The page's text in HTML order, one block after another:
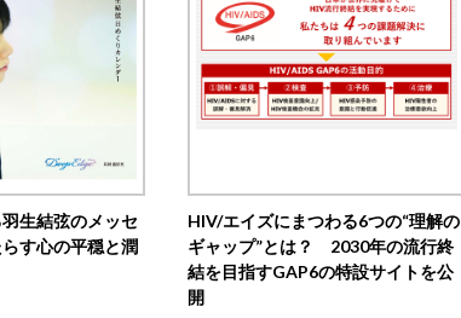
羽生結弦のメッセ
す心の平穏と潤
HIV/エイズにまつわる6つの“理解の
ギャップ”とは？ 2030年の流行終
結を目指すGAP6の特設サイトを公
開